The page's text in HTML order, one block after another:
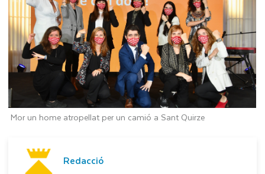
Mor un home atropellat per un camió a Sant Quirze
Redacció